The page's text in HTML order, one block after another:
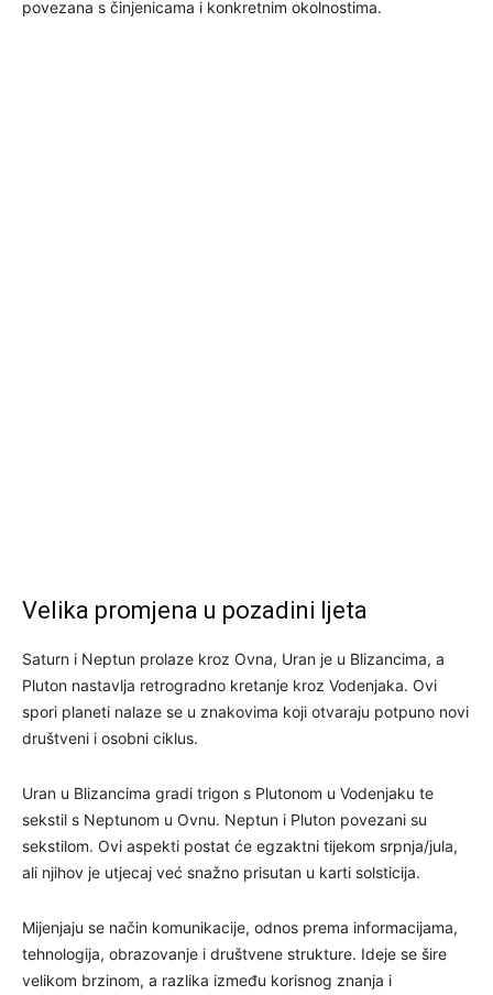
povezana s činjenicama i konkretnim okolnostima.
Velika promjena u pozadini ljeta
Saturn i Neptun prolaze kroz Ovna, Uran je u Blizancima, a
Pluton nastavlja retrogradno kretanje kroz Vodenjaka. Ovi
spori planeti nalaze se u znakovima koji otvaraju potpuno novi
društveni i osobni ciklus.
Uran u Blizancima gradi trigon s Plutonom u Vodenjaku te
sekstil s Neptunom u Ovnu. Neptun i Pluton povezani su
sekstilom. Ovi aspekti postat će egzaktni tijekom srpnja/jula,
ali njihov je utjecaj već snažno prisutan u karti solsticija.
Mijenjaju se način komunikacije, odnos prema informacijama,
tehnologija, obrazovanje i društvene strukture. Ideje se šire
velikom brzinom, a razlika između korisnog znanja i